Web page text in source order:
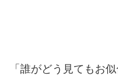
「誰がどう見てもお